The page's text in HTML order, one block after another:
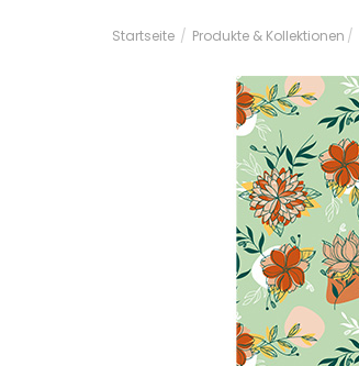
Startseite Produkte & Kollektionen